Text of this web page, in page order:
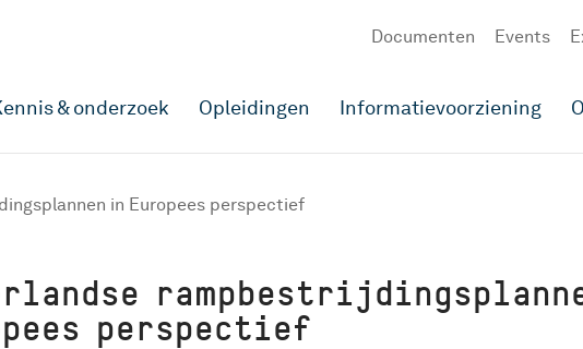
Documenten Events
& onderzoek Opleidingen Informatievoorziening
in Europees perspectief
perspectief